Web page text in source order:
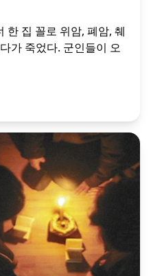
한 집 꼴로 위암, 폐암, 췌
가 죽었다. 군인들이 오